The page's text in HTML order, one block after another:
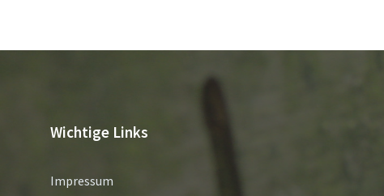
Wichtige Links
Impressum